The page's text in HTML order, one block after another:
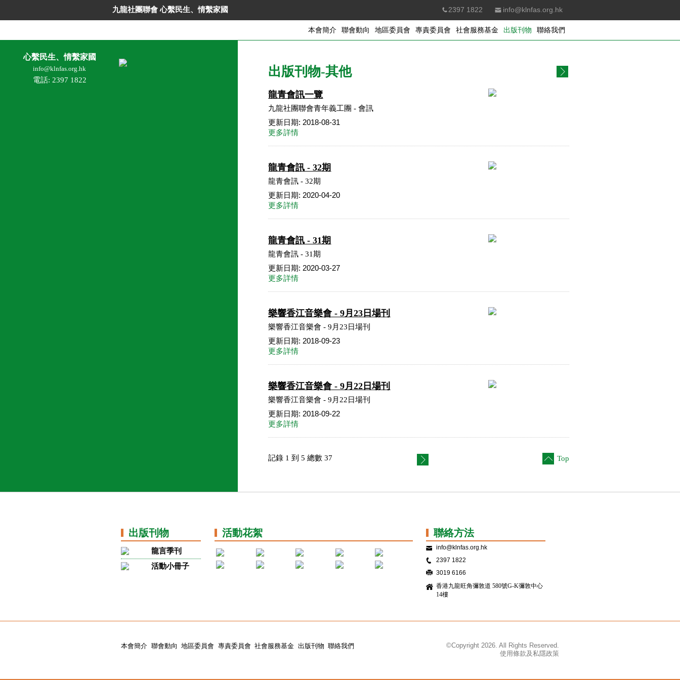
九龍社團聯會 心繫民生、情繫家國 2397 1822 info@klnfas.org.hk
聯絡我們
出版刊物
社會服務基金
專責委員會
地區委員會
聯會動向
本會簡介
心繫民生、情繫家國
info@klnfas.org.hk
電話: 2397 1822
出版刊物-其他
龍青會訊一覽
九龍社團聯會青年義工團 - 會訊
更新日期: 2018-08-31
更多詳情
龍青會訊 - 32期
龍青會訊 - 32期
更新日期: 2020-04-20
更多詳情
龍青會訊 - 31期
龍青會訊 - 31期
更新日期: 2020-03-27
更多詳情
樂響香江音樂會 - 9月23日場刊
樂響香江音樂會 - 9月23日場刊
更新日期: 2018-09-23
更多詳情
樂響香江音樂會 - 9月22日場刊
樂響香江音樂會 - 9月22日場刊
更新日期: 2018-09-22
更多詳情
記錄 1 到 5 總數 37 Top
出版刊物
龍言季刊
活動小冊子
活動花絮 聯絡方法
info@klnfas.org.hk
2397 1822
3019 6166
香港九龍旺角彌敦道 580號G-K彌敦中心
14樓
本會簡介 聯會動向 地區委員會 專責委員會 社會服務基金 出版刊物 聯絡我們
©Copyright 2026. All Rights Reserved.
使用條款及私隱政策